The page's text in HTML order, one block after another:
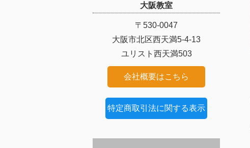
大阪教室
〒530-0047
大阪市北区西天満5-4-13
ユリスト西天満503
会社概要はこちら
特定商取引法に関する表示